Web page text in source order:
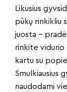
Likusius
pūkų rinkikliu
juosta –
rinkite vidurio
kartu su
Smulkiausius
naudodami